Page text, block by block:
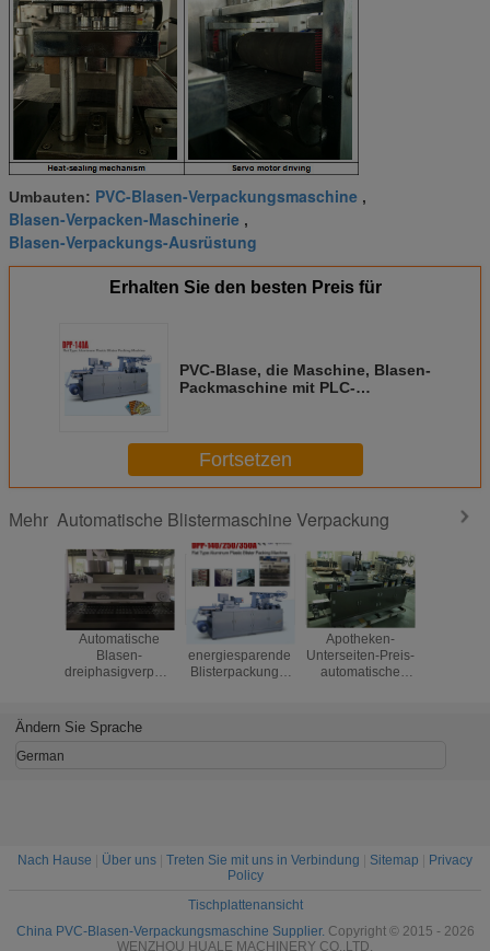
Umbauten: PVC-Blasen-Verpackungsmaschine ,
Blasen-Verpacken-Maschinerie ,
Blasen-Verpackungs-Ausrüstung
Erhalten Sie den besten Preis für
PVC-Blase, die Maschine, Blasen-
Packmaschine mit PLC-
Fortsetzen
Mehr Automatische Blistermaschine Verpackung
Automatische
Blasen-
dreiphasigverpackungsmaschine
des Labors
CER
energiesparende
Blisterpackungs-
Apotheken-
Unterseiten-Preis-
automatische
Ändern Sie Sprache
German
Nach Hause Über uns Treten Sie mit uns in Verbindung Sitemap
Privacy
Policy
Tischplattenansicht
China PVC-Blasen-Verpackungsmaschine Supplier. Copyright © 2015 - 2026
WENZHOU HUALE MACHINERY CO.,LTD.